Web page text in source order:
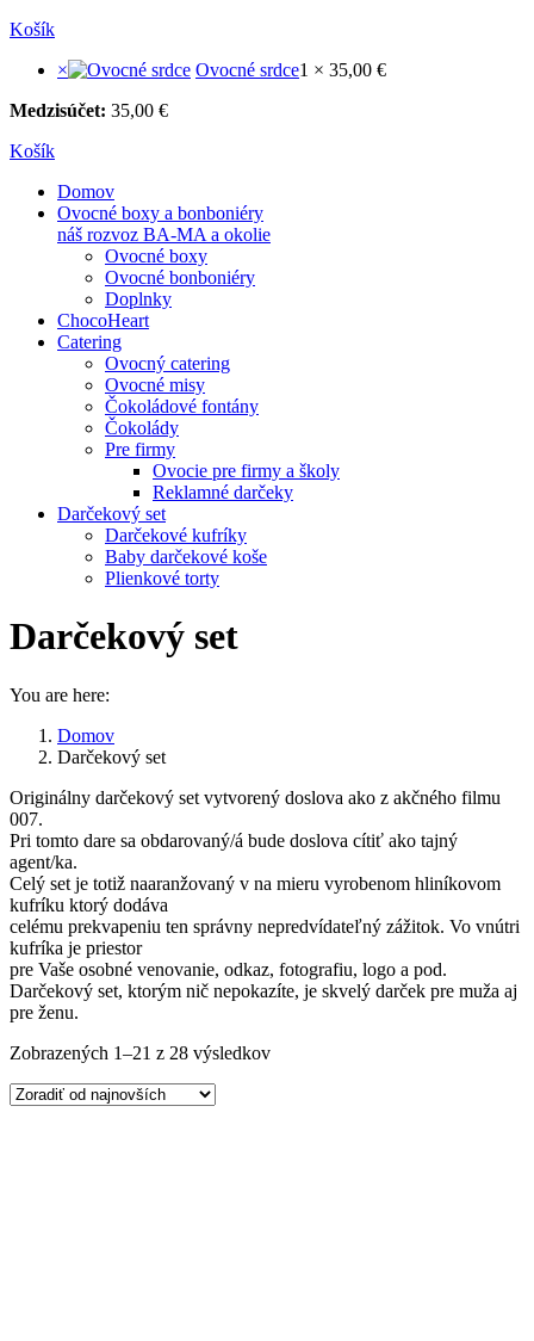
Košík
×
Ovocné srdce1 × 35,00 €
Medzisúčet: 35,00 €
Košík
Domov
Ovocné boxy a bonboniéry
náš rozvoz BA-MA a okolie
Ovocné boxy
Ovocné bonboniéry
Doplnky
ChocoHeart
Catering
Ovocný catering
Ovocné misy
Čokoládové fontány
Čokolády
Pre firmy
Ovocie pre firmy a školy
Reklamné darčeky
Darčekový set
Darčekové kufríky
Baby darčekové koše
Plienkové torty
Darčekový set
You are here:
Domov
Darčekový set
Originálny darčekový set vytvorený doslova ako z akčného filmu
007.
Pri tomto dare sa obdarovaný/á bude doslova cítiť ako tajný
agent/ka.
Celý set je totiž naaranžovaný v na mieru vyrobenom hliníkovom
kufríku ktorý dodáva
celému prekvapeniu ten správny nepredvídateľný zážitok. Vo vnútri
kufríka je priestor
pre Vaše osobné venovanie, odkaz, fotografiu, logo a pod.
Darčekový set, ktorým nič nepokazíte, je skvelý darček pre muža aj
pre ženu.
Zobrazených 1–21 z 28 výsledkovZoradené